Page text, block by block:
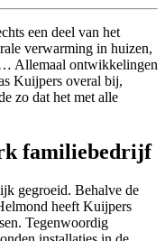
een deel van het
verwarming in huizen,
Allemaal ontwikkelingen
Kuijpers overal bij,
zo dat het met alle
familiebedrijf
gegroeid. Behalve de
heeft Kuijpers
Tegenwoordig